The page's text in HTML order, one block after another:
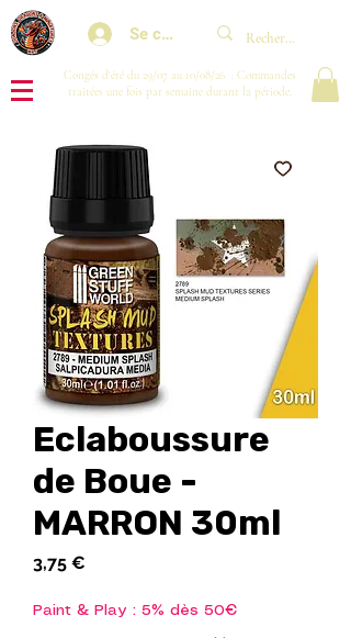
Se connecter
Congés d'été du 29/07 au 10/08/26 : Commandes
traitées une fois par semaine durant la période.
Eclaboussure
de Boue -
MARRON 30ml
3,75 €
Paint & Play : 5% dès 50€